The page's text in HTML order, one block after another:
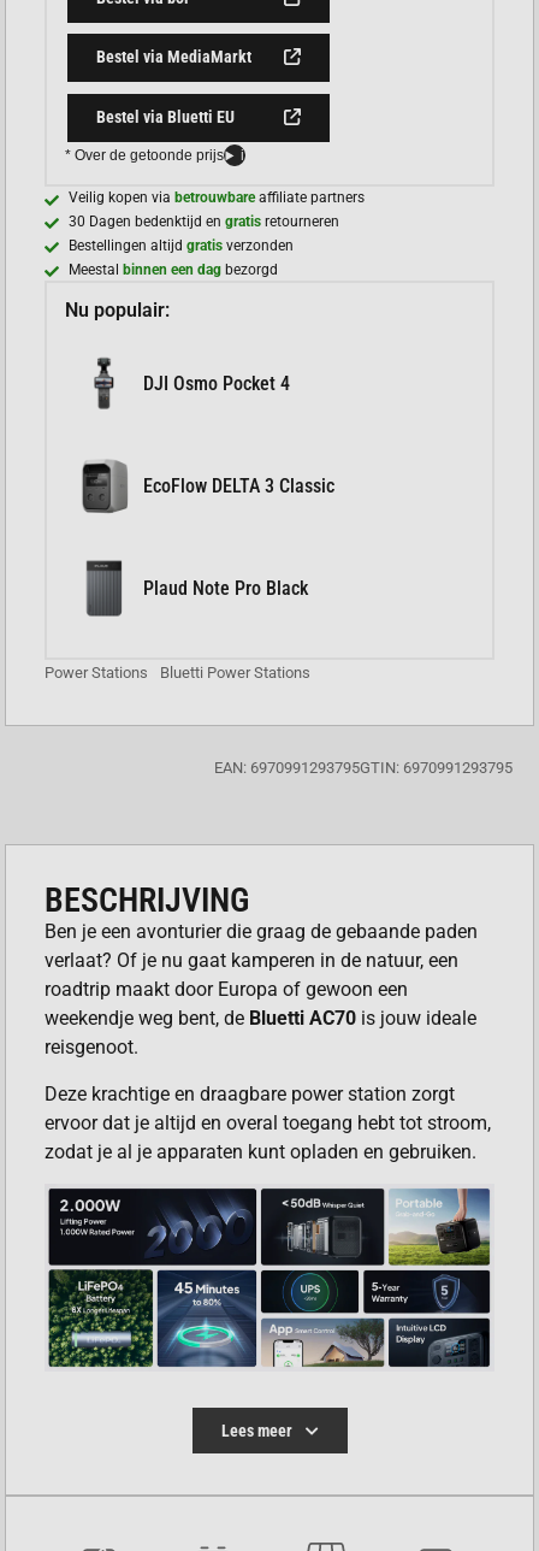
Bestel via MediaMarkt
Bestel via Bluetti EU
* Over de getoonde prijs i
Veilig kopen via betrouwbareaffiliate partners
30 Dagen bedenktijd engratis retourneren
Bestellingen altijdgratisverzonden
Meestal
binnen een dag bezorgd
Nu populair:
DJI Osmo Pocket 4
EcoFlow DELTA 3 Classic
Plaud Note Pro Black
Power Stations Bluetti Power Stations
EAN: 6970991293795GTIN: 6970991293795
BESCHRIJVING
Ben je een avonturier die graag de gebaande paden
verlaat? Of je nu gaat kamperen in de natuur, een
roadtrip maakt door Europa of gewoon een
weekendje weg bent, de Bluetti AC70 is jouw ideale
reisgenoot.
Deze krachtige en draagbare power station zorgt
ervoor dat je altijd en overal toegang hebt tot stroom,
zodat je al je apparaten kunt opladen en gebruiken.
VOORDELEN VAN DE BLUETTI
capaciteit van 768Wh en een AC-uitgang van
Lees meer